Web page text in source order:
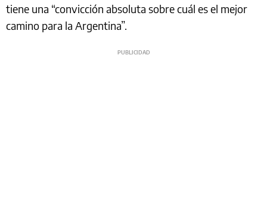
tiene una “convicción absoluta sobre cuál es el mejor
camino para la Argentina”.